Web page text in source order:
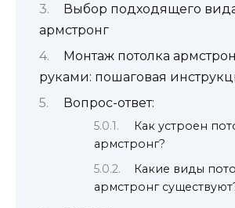
Выбор подходящего
армстронг
Монтаж потолка
руками: пошаговая
Вопрос-ответ:
Как устроен
армстронг?
Какие виды
армстронг